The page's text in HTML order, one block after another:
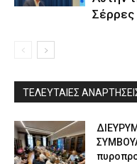
Σέρρες
ΤΕΛΕΥΤΑΙΕΣ